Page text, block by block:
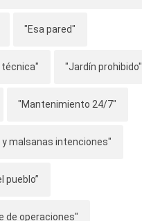
"Esa pared"
"Jardín prohibido"
"Mantenimiento 24/7"
malsanas intenciones"
pueblo”
de operaciones"